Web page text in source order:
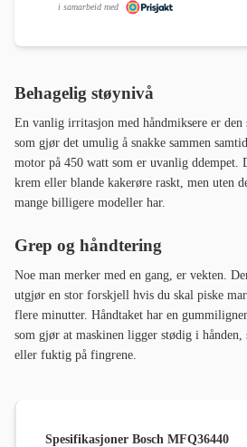
i samarbeid med
Behagelig støynivå
En vanlig irritasjon med håndmiksere er den
som gjør det umulig å snakke sammen
motor på 450 watt som er uvanlig
krem eller blande kakerøre raskt, men uten
mange billigere modeller har.
Grep og håndtering
Noe man merker med en gang, er vekten.
utgjør en stor forskjell hvis du skal piske
flere minutter. Håndtaket har en
som gjør at maskinen ligger stødig i
eller fuktig på fingrene.
Spesifikasjoner Bosch MFQ36440